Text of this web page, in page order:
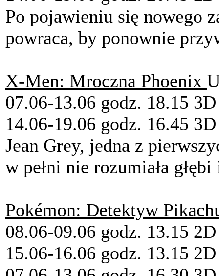
Po pojawieniu się nowego
powraca, by ponownie
X-Men: Mroczna Phoenix
07.06-13.06 godz. 18.15
14.06-19.06 godz. 16.45
Jean Grey, jedna z
w pełni nie rozumiała
Pokémon: Detektyw
08.06-09.06 godz. 13.15 2D
15.06-16.06 godz. 13.15 2D